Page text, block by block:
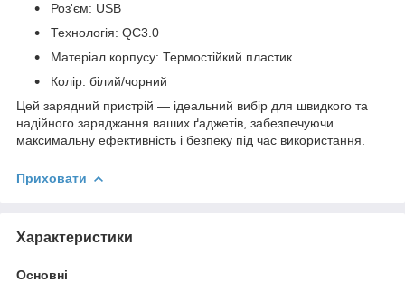
Роз'єм: USB
Технологія: QC3.0
Матеріал корпусу: Термостійкий пластик
Колір: білий/чорний
Цей зарядний пристрій — ідеальний вибір для швидкого та
надійного заряджання ваших ґаджетів, забезпечуючи
максимальну ефективність і безпеку під час використання.
Приховати
Характеристики
Основні